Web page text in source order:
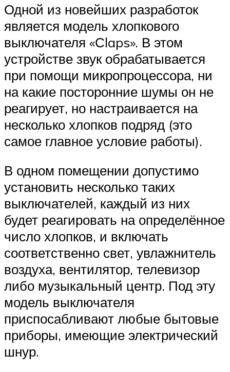
Одной из новейших разработок
является модель хлопкового
выключателя «Сlaps». В этом
устройстве звук обрабатывается
при помощи микропроцессора, ни
на какие посторонние шумы он не
реагирует, но настраивается на
несколько хлопков подряд (это
самое главное условие работы).
В одном помещении допустимо
установить несколько таких
выключателей, каждый из них
будет реагировать на определённое
число хлопков, и включать
соответственно свет, увлажнитель
воздуха, вентилятор, телевизор
либо музыкальный центр. Под эту
модель выключателя
приспосабливают любые бытовые
приборы, имеющие электрический
шнур.